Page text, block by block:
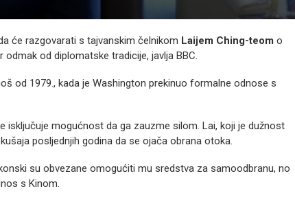
će razgovarati s tajvanskim čelnikom Laijem Ching-teom o
od diplomatske tradicije, javlja BBC.
od 1979., kada je Washington prekinuo formalne odnose s
isključuje mogućnost da ga zauzme silom. Lai, koji je dužnost
posljednjih godina da se ojača obrana otoka.
su obvezane omogućiti mu sredstva za samoodbranu, no
s Kinom.